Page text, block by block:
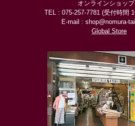
オンラインショッ
TEL : 075-257-7781 (受付時間
E-mail : shop@nomura-
Global Store